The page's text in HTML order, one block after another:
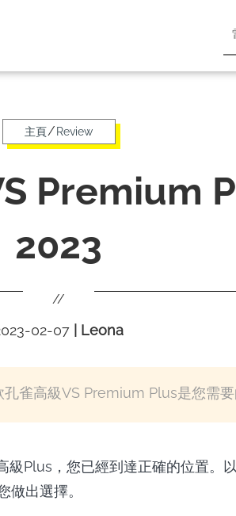
主頁/ Review
Premium
2023
//
02-07 Leona
雀高級VS Premium Plus是您需要
級Plus，您已經到達正確的位置。
出選擇。